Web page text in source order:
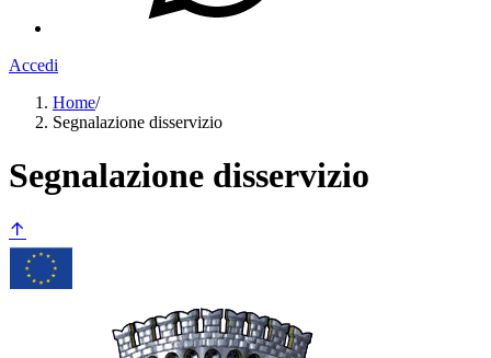
Accedi
Home/
Segnalazione disservizio
Segnalazione disservizio